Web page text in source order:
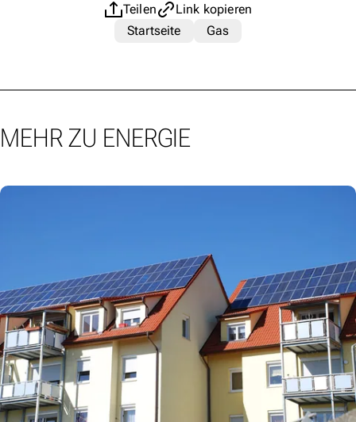
Teilen
Link kopieren
Startseite
Gas
MEHR ZU ENERGIE